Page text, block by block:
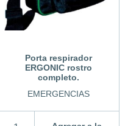
Porta respirador
ERGONIC rostro
completo.
EMERGENCIAS